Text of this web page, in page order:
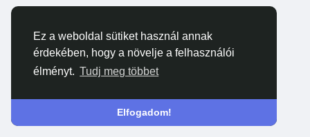
Ez a weboldal sütiket használ annak
érdekében, hogy a növelje a felhasználói
élményt. Tudj meg többet
Elfogadom!